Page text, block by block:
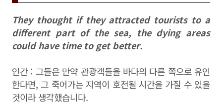
They thought if they attracted tourists to a
different part of the sea, the dying areas
could have time to get better.
인간 : 그들은 만약 관광객들을 바다의 다른 쪽으로 유인
한다면, 그 죽어가는 지역이 호전될 시간을 가질 수 있을
것이라 생각했습니다.